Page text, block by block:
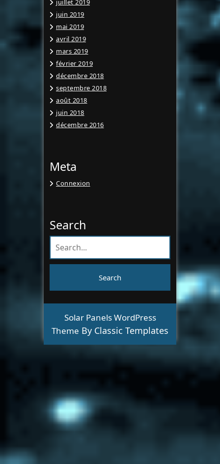
juillet 2019
juin 2019
mai 2019
avril 2019
mars 2019
février 2019
décembre 2018
septembre 2018
août 2018
juin 2018
décembre 2016
Meta
Connexion
Search
Solar Panels WordPress
Theme By Classic Templates